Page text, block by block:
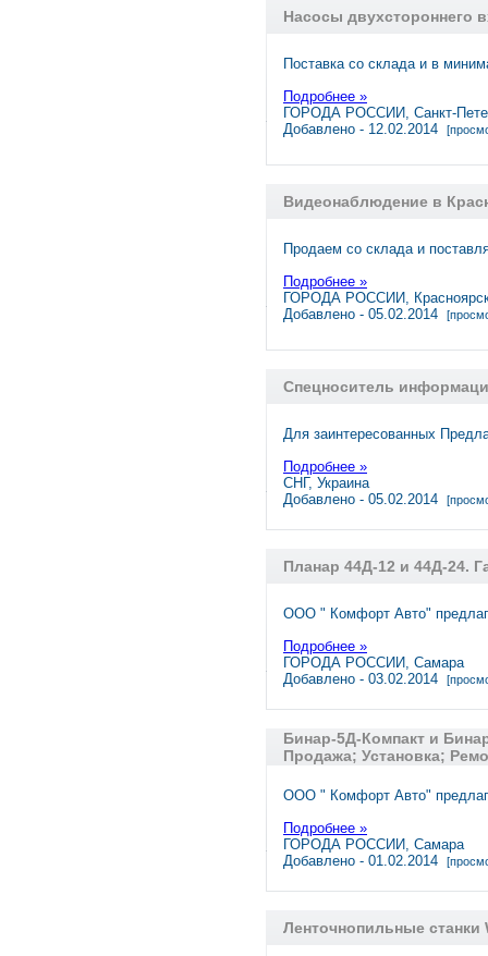
Насосы двухстороннего
Поставка со склада и в
Подробнее »
ГОРОДА РОССИИ, Санкт-
Добавлено - 12.02.2014
Видеонаблюдение в
Продаем со склада и
Подробнее »
ГОРОДА РОССИИ,
Добавлено - 05.02.2014
Спецноситель
Для заинтересованных
Подробнее »
СНГ, Украина
Добавлено - 05.02.2014
Планар 44Д-12 и 44Д-24.
ООО " Комфорт Авто"
Подробнее »
ГОРОДА РОССИИ, Самара
Добавлено - 03.02.2014
Бинар-5Д-Компакт и
Продажа; Установка;
ООО " Комфорт Авто"
Подробнее »
ГОРОДА РОССИИ, Самара
Добавлено - 01.02.2014
Ленточнопильные станки